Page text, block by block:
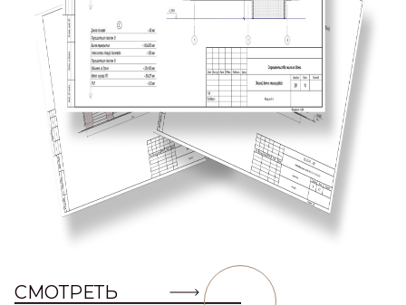
СМОТРЕТЬ